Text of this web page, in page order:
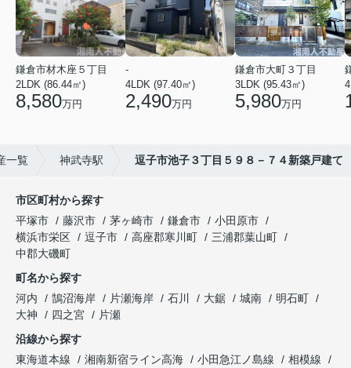
鎌倉市材木座５丁目
2LDK (86.44㎡)
8,580万円
-
4LDK (97.40㎡)
2,490万円
鎌倉市大町３丁目
3LDK (95.43㎡)
5,980万円
一覧 神武寺駅 逗子市池子３丁目５９８－７４新築戸建て
市区町村から探す
平塚市
藤沢市 茅ヶ崎市 鎌倉市
小田原市
横浜市栄区
逗子市 高座郡寒川町
三浦郡葉山町
中郡大磯町
町名から探す
河内
鵠沼海岸 片瀬海岸 石川 大鋸 城南
明石町
大神
四之宮
片瀬
沿線から探す
東海道本線
湘南新宿ライン高海 小田急江ノ島線
相模線